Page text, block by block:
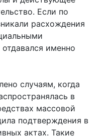
Если по
расхождения
именно
случаям, когда
в
массовой
подтверждения в
актах. Такие